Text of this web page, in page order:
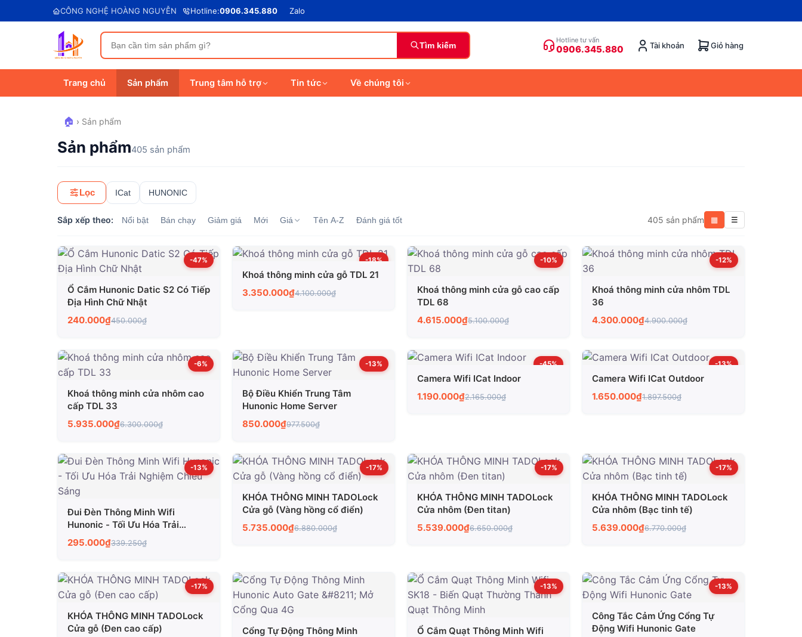
CÔNG NGHỆ HOÀNG NGUYỄN Hotline:0906.345.880 Zalo
Tìm kiếm
Hotline tư vấn
0906.345.880 Tài khoản Giỏ hàng
Trang chủ Sản phẩm Trung tâm hỗ trợ Tin tức Về chúng tôi
🏠 › Sản phẩm
Sản phẩm405 sản phẩm
Lọc ICat HUNONIC
Sắp xếp theo: Nổi bật Bán chạy Giảm giá Mới Giá Tên A-Z Đánh giá tốt 405 sản phẩm ▦ ☰
-47%
Ổ Cắm Hunonic Datic S2 Có Tiếp
Địa Hình Chữ Nhật
240.000₫450.000₫
-18%
Khoá thông minh cửa gỗ TDL 21
3.350.000₫4.100.000₫
-10%
Khoá thông minh cửa gỗ cao cấp
TDL 68
4.615.000₫5.100.000₫
-12%
Khoá thông minh cửa nhôm TDL
36
4.300.000₫4.900.000₫
-6%
Khoá thông minh cửa nhôm cao
cấp TDL 33
5.935.000₫6.300.000₫
-13%
Bộ Điều Khiển Trung Tâm
Hunonic Home Server
850.000₫977.500₫
-45%
Camera Wifi ICat Indoor
1.190.000₫2.165.000₫
-13%
Camera Wifi ICat Outdoor
1.650.000₫1.897.500₫
-13%
Đui Đèn Thông Minh Wifi
Hunonic - Tối Ưu Hóa Trải
Nghiệm Chiếu Sáng
295.000₫339.250₫
-17%
KHÓA THÔNG MINH TADOLock
Cửa gỗ (Vàng hồng cổ điển)
5.735.000₫6.880.000₫
-17%
KHÓA THÔNG MINH TADOLock
Cửa nhôm (Đen titan)
5.539.000₫6.650.000₫
-17%
KHÓA THÔNG MINH TADOLock
Cửa nhôm (Bạc tinh tế)
5.639.000₫6.770.000₫
-17%
KHÓA THÔNG MINH TADOLock
Cửa gỗ (Đen cao cấp)
Cổng Tự Động Thông Minh
-13%
Ổ Cắm Quạt Thông Minh Wifi
-13%
Công Tắc Cảm Ứng Cổng Tự
Động Wifi Hunonic Gate